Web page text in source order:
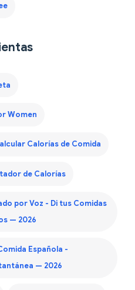
Women
Calorías de Comida
de Calorías
por Voz - Di tus Comidas
— 2026
Española -
— 2026